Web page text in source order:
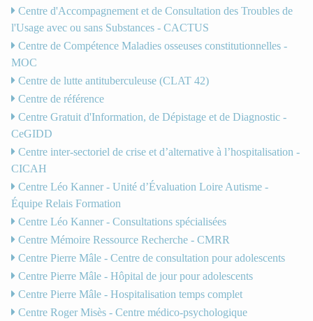
Centre d'Accompagnement et de Consultation des Troubles de
l'Usage avec ou sans Substances - CACTUS
Centre de Compétence Maladies osseuses constitutionnelles -
MOC
Centre de lutte antituberculeuse (CLAT 42)
Centre de référence
Centre Gratuit d'Information, de Dépistage et de Diagnostic -
CeGIDD
Centre inter-sectoriel de crise et d’alternative à l’hospitalisation -
CICAH
Centre Léo Kanner - Unité d’Évaluation Loire Autisme -
Équipe Relais Formation
Centre Léo Kanner - Consultations spécialisées
Centre Mémoire Ressource Recherche - CMRR
Centre Pierre Mâle - Centre de consultation pour adolescents
Centre Pierre Mâle - Hôpital de jour pour adolescents
Centre Pierre Mâle - Hospitalisation temps complet
Centre Roger Misès - Centre médico-psychologique